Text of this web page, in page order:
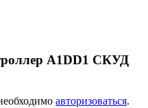
A1DD1 СКУД
авторизоваться.